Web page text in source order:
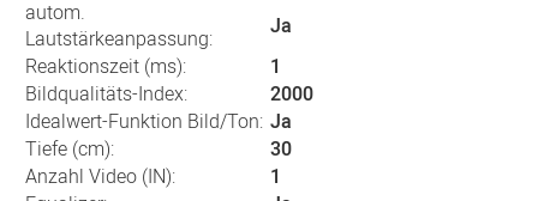
autom.
Lautstärkeanpassung:
Ja
Reaktionszeit (ms):
1
Bildqualitäts-Index:
2000
Idealwert-Funktion Bild/Ton: Ja
Tiefe (cm):
30
Anzahl Video (IN):
1